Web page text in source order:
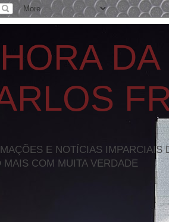
E NOTÍCIAS
MAIS COM MUITA VERDADE